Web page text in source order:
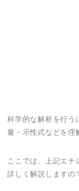
科学的な解析を行う
量・示性式などを理
ここでは、上記エチ
詳しく解説しますの